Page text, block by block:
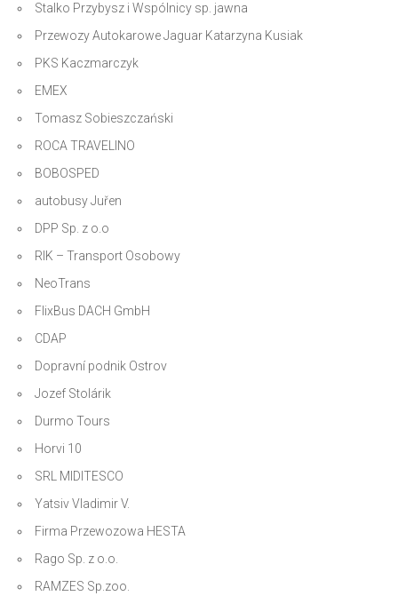
Stalko Przybysz i Wspólnicy sp. jawna
Przewozy Autokarowe Jaguar Katarzyna Kusiak
PKS Kaczmarczyk
EMEX
Tomasz Sobieszczański
ROCA TRAVELINO
BOBOSPED
autobusy Juřen
DPP Sp. z o.o
RIK – Transport Osobowy
NeoTrans
FlixBus DACH GmbH
CDAP
Dopravní podnik Ostrov
Jozef Stolárik
Durmo Tours
Horvi 10
SRL MIDITESCO
Yatsiv Vladimir V.
Firma Przewozowa HESTA
Rago Sp. z o.o.
RAMZES Sp.zoo.